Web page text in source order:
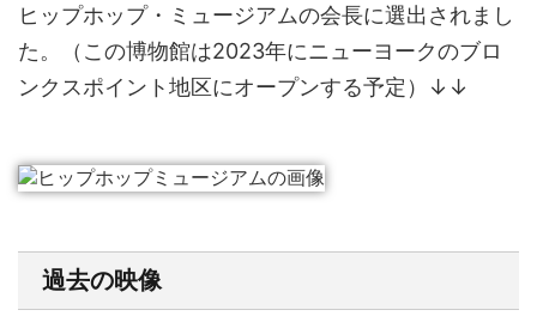
ヒップホップ・ミュージアムの会長に選出されまし
た。（この博物館は2023年にニューヨークのブロ
ンクスポイント地区にオープンする予定）↓↓
過去の映像